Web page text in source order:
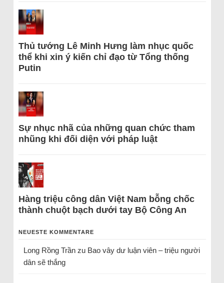
Thủ tướng Lê Minh Hưng làm nhục quốc
thể khi xin ý kiến chỉ đạo từ Tổng thống
Putin
Sự nhục nhã của những quan chức tham
nhũng khi đối diện với pháp luật
Hàng triệu công dân Việt Nam bỗng chốc
thành chuột bạch dưới tay Bộ Công An
NEUESTE KOMMENTARE
Long Rồng Trầnzu Bao vây dư luận viên – triệu người
dân sẽ thắng